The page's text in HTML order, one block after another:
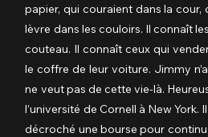
papier, qui couraient dans la
lèvre dans les couloirs. Il connaît
couteau. Il connaît ceux qui
le coffre de leur voiture. Jimmy
ne veut pas de cette vie-là.
l’université de Cornell à New York.
décroché une bourse pour